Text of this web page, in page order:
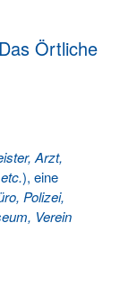
Örtliche
Arzt,
), eine
Polizei,
Verein